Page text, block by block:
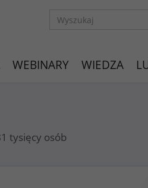
WEBINARY WIEDZA
tysięcy osób